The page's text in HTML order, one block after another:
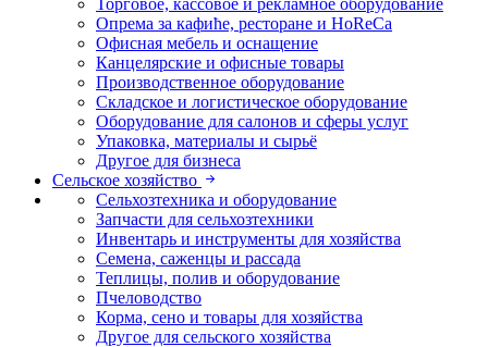
Опрема за кафиће, ресторане и HoReCa
Офисная мебель и оснащение
Канцелярские и офисные товары
Производственное оборудование
Складское и логистическое оборудование
Оборудование для салонов и сферы услуг
Упаковка, материалы и сырьё
Другое для бизнеса
Сельское хозяйство
Сельхозтехника и оборудование
Запчасти для сельхозтехники
Инвентарь и инструменты для хозяйства
Семена, саженцы и рассада
Теплицы, полив и оборудование
Пчеловодство
Корма, сено и товары для хозяйства
Другое для сельского хозяйства